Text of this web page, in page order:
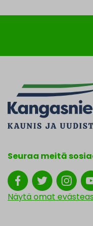
Seuraa meitä
Näytä omat